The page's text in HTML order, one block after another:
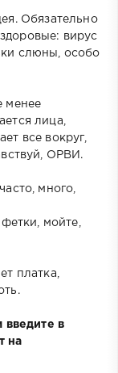
Обязательно
вирус
слюны, особо
менее
лица,
все вокруг,
ОРВИ.
много,
мойте,
платка,
в
на